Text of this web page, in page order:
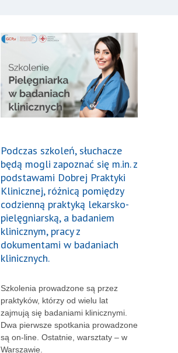
Podczas szkoleń, słuchacze
będą mogli zapoznać się m.in. z
podstawami Dobrej Praktyki
Klinicznej, różnicą pomiędzy
codzienną praktyką lekarsko-
pielęgniarską, a badaniem
klinicznym, pracy z
dokumentami w badaniach
klinicznych.
Szkolenia prowadzone są przez
praktyków, którzy od wielu lat
zajmują się badaniami klinicznymi.
Dwa pierwsze spotkania prowadzone
są on-line. Ostatnie, warsztaty – w
Warszawie.